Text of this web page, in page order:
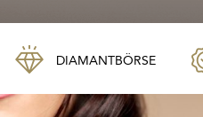
DIAMANTBÖRSE